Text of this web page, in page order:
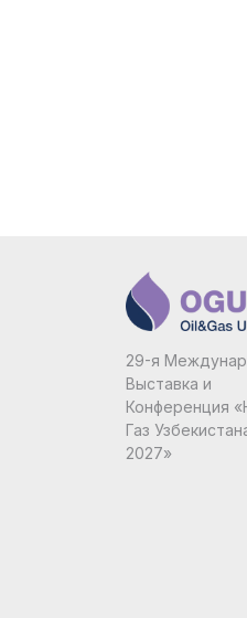
29-я
Выставка и
Конференция
Газ
2027»